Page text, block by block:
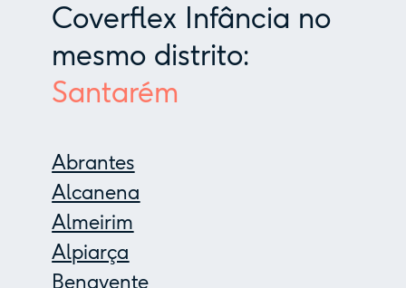
Coverflex Infância no
mesmo distrito:
Santarém
Abrantes
Alcanena
Almeirim
Alpiarça
Benavente